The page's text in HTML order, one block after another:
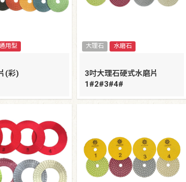
用型
(彩)
大理石 水磨石
3吋大理石硬式水磨片
1#2#3#4#